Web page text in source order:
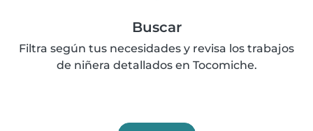
Buscar
Filtra según tus necesidades y revisa los trabajos
de niñera detallados en Tocomiche.